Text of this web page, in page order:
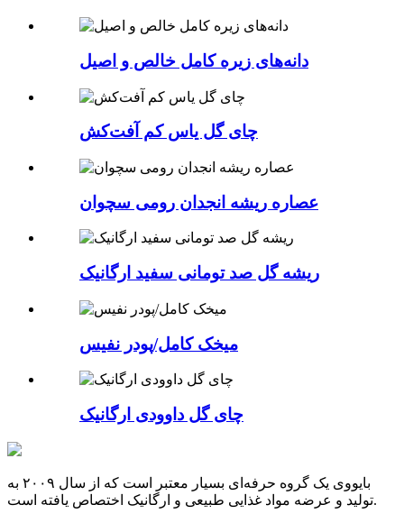
دانه‌های زیره کامل خالص و اصیل
چای گل یاس کم آفت‌کش
عصاره ریشه انجدان رومی سچوان
ریشه گل صد تومانی سفید ارگانیک
میخک کامل/پودر نفیس
چای گل داوودی ارگانیک
بایووی یک گروه حرفه‌ای بسیار معتبر است که از سال ۲۰۰۹ به
تولید و عرضه مواد غذایی طبیعی و ارگانیک اختصاص یافته است.